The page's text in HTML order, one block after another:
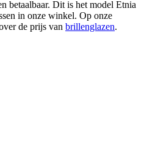
betaalbaar. Dit is het model Etnia
in onze winkel. Op onze
de prijs van brillenglazen.